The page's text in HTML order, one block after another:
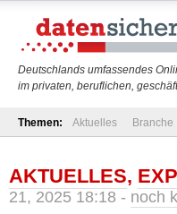
Deutschlands umfassendes
im privaten, beruflichen,
Themen: Aktuelles Branche
AKTUELLES,
21, 2025 18:18 - noch